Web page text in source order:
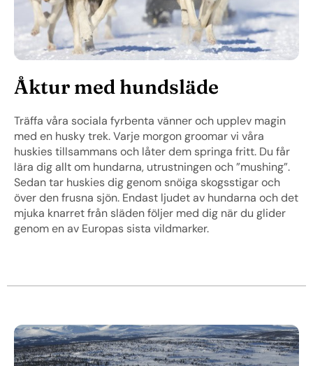
Åktur med hundsläde
Träffa våra sociala fyrbenta vänner och upplev magin
med en husky trek. Varje morgon groomar vi våra
huskies tillsammans och låter dem springa fritt. Du får
lära dig allt om hundarna, utrustningen och ”mushing”.
Sedan tar huskies dig genom snöiga skogsstigar och
över den frusna sjön. Endast ljudet av hundarna och det
mjuka knarret från släden följer med dig när du glider
genom en av Europas sista vildmarker.